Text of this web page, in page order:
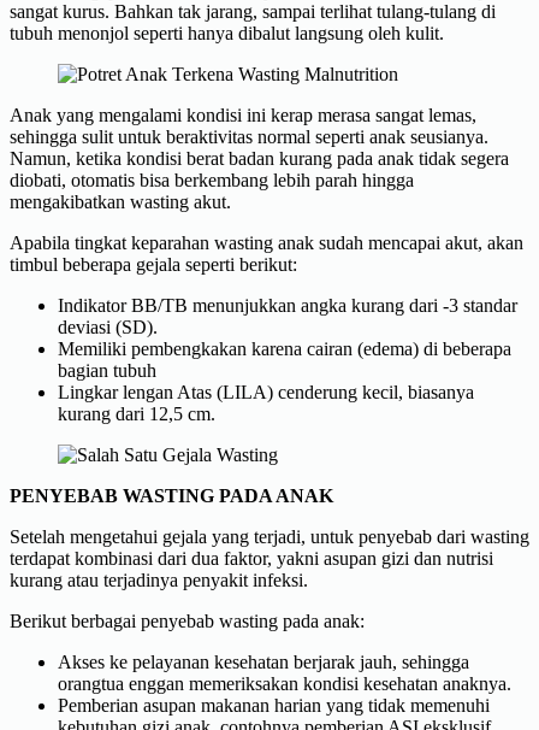
sangat kurus. Bahkan tak jarang, sampai terlihat tulang-tulang di
tubuh menonjol seperti hanya dibalut langsung oleh kulit.
Anak yang mengalami kondisi ini kerap merasa sangat lemas,
sehingga sulit untuk beraktivitas normal seperti anak seusianya.
Namun, ketika kondisi berat badan kurang pada anak tidak segera
diobati, otomatis bisa berkembang lebih parah hingga
mengakibatkan wasting akut.
Apabila tingkat keparahan wasting anak sudah mencapai akut, akan
timbul beberapa gejala seperti berikut:
Indikator BB/TB menunjukkan angka kurang dari -3 standar
deviasi (SD).
Memiliki pembengkakan karena cairan (edema) di beberapa
bagian tubuh
Lingkar lengan Atas (LILA) cenderung kecil, biasanya
kurang dari 12,5 cm.
PENYEBAB WASTING PADA ANAK
Setelah mengetahui gejala yang terjadi, untuk penyebab dari wasting
terdapat kombinasi dari dua faktor, yakni asupan gizi dan nutrisi
kurang atau terjadinya penyakit infeksi.
Berikut berbagai penyebab wasting pada anak:
Akses ke pelayanan kesehatan berjarak jauh, sehingga
orangtua enggan memeriksakan kondisi kesehatan anaknya.
Pemberian asupan makanan harian yang tidak memenuhi